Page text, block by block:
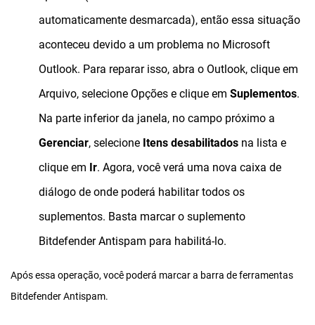
automaticamente desmarcada), então essa situação
aconteceu devido a um problema no Microsoft
Outlook. Para reparar isso, abra o Outlook, clique em
Arquivo, selecione Opções e clique em Suplementos.
Na parte inferior da janela, no campo próximo a
Gerenciar, selecione Itens desabilitados na lista e
clique em Ir. Agora, você verá uma nova caixa de
diálogo de onde poderá habilitar todos os
suplementos. Basta marcar o suplemento
Bitdefender Antispam para habilitá-lo.
Após essa operação, você poderá marcar a barra de ferramentas
Bitdefender Antispam.